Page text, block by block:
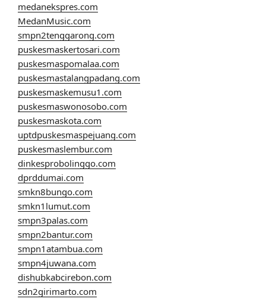
medanekspres.com
MedanMusic.com
smpn2tenggarong.com
puskesmaskertosari.com
puskesmaspomalaa.com
puskesmastalangpadang.com
puskesmaskemusu1.com
puskesmaswonosobo.com
puskesmaskota.com
uptdpuskesmaspejuang.com
puskesmaslembur.com
dinkesprobolinggo.com
dprddumai.com
smkn8bungo.com
smkn1lumut.com
smpn3palas.com
smpn2bantur.com
smpn1atambua.com
smpn4juwana.com
dishubkabcirebon.com
sdn2girimarto.com